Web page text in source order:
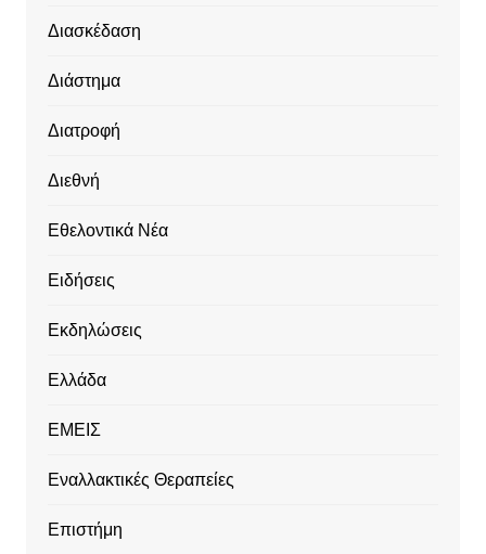
Διασκέδαση
Διάστημα
Διατροφή
Διεθνή
Εθελοντικά Νέα
Ειδήσεις
Εκδηλώσεις
Ελλάδα
ΕΜΕΙΣ
Εναλλακτικές Θεραπείες
Επιστήμη